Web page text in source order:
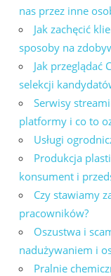
nas przez inne
Jak zachęcić
sposoby na
Jak przeglądać
selekcji
Serwisy
platformy i co to
Usługi
Produkcja
konsument i
Czy stawiamy
pracowników?
Oszustwa i
nadużywaniem i
Pralnie